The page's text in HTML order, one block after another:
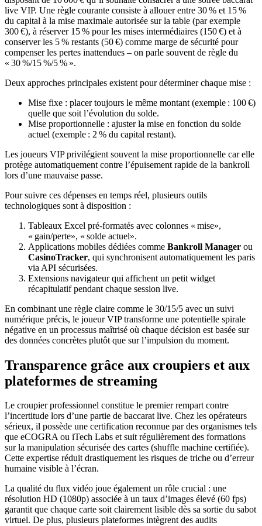
live VIP. Une règle courante consiste à allouer entre 30 % et 15 %
du capital à la mise maximale autorisée sur la table (par exemple
300 €), à réserver 15 % pour les mises intermédiaires (150 €) et à
conserver les 5 % restants (50 €) comme marge de sécurité pour
compenser les pertes inattendues – on parle souvent de règle du
« 30 %/15 %/5 % ».
Deux approches principales existent pour déterminer chaque mise :
Mise fixe : placer toujours le même montant (exemple : 100 €)
quelle que soit l’évolution du solde.
Mise proportionnelle : ajuster la mise en fonction du solde
actuel (exemple : 2 % du capital restant).
Les joueurs VIP privilégient souvent la mise proportionnelle car elle
protège automatiquement contre l’épuisement rapide de la bankroll
lors d’une mauvaise passe.
Pour suivre ces dépenses en temps réel, plusieurs outils
technologiques sont à disposition :
Tableaux Excel pré‑formatés avec colonnes « mise»,
« gain/perte», « solde actuel».
Applications mobiles dédiées comme Bankroll Manager ou
CasinoTracker, qui synchronisent automatiquement les paris
via API sécurisées.
Extensions navigateur qui affichent un petit widget
récapitulatif pendant chaque session live.
En combinant une règle claire comme le 30/15/5 avec un suivi
numérique précis, le joueur VIP transforme une potentielle spirale
négative en un processus maîtrisé où chaque décision est basée sur
des données concrètes plutôt que sur l’impulsion du moment.
Transparence grâce aux croupiers et aux
plateformes de streaming
Le croupier professionnel constitue le premier rempart contre
l’incertitude lors d’une partie de baccarat live. Chez les opérateurs
sérieux, il possède une certification reconnue par des organismes tels
que eCOGRA ou iTech Labs et suit régulièrement des formations
sur la manipulation sécurisée des cartes (shuffle machine certifiée).
Cette expertise réduit drastiquement les risques de triche ou d’erreur
humaine visible à l’écran.
La qualité du flux vidéo joue également un rôle crucial : une
résolution HD (1080p) associée à un taux d’images élevé (60 fps)
garantit que chaque carte soit clairement lisible dès sa sortie du sabot
virtuel. De plus, plusieurs plateformes intègrent des audits